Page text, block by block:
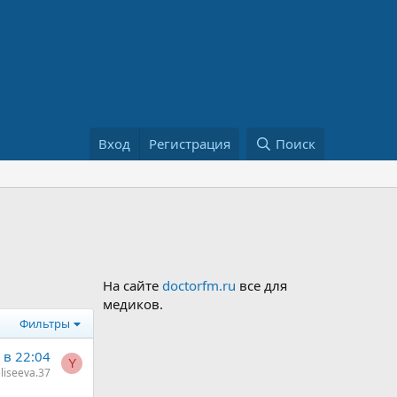
Вход Регистрация Поиск
Фильтры
в 22:04 Y
На сайте doctorfm.ru все для
медиков.